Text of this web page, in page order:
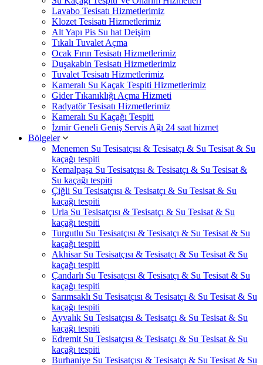
Lavabo Tesisatı Hizmetlerimiz
Klozet Tesisatı Hizmetlerimiz
Alt Yapı Pis Su hat Deişim
Tıkalı Tuvalet Açma
Ocak Fırın Tesisatı Hizmetlerimiz
Duşakabin Tesisatı Hizmetlerimiz
Tuvalet Tesisatı Hizmetlerimiz
Kameralı Su Kaçak Tespiti Hizmetlerimiz
Gider Tıkanıklığı Açma Hizmeti
Radyatör Tesisatı Hizmetlerimiz
Kameralı Su Kaçağı Tespiti
İzmir Geneli Geniş Servis Ağı 24 saat hizmet
Bölgeler
Menemen Su Tesisatçısı & Tesisatçı & Su Tesisat & Su
kaçağı tespiti
Kemalpaşa Su Tesisatçısı & Tesisatçı & Su Tesisat &
Su kaçağı tespiti
Çiğli Su Tesisatçısı & Tesisatçı & Su Tesisat & Su
kaçağı tespiti
Urla Su Tesisatçısı & Tesisatçı & Su Tesisat & Su
kaçağı tespiti
Turgutlu Su Tesisatçısı & Tesisatçı & Su Tesisat & Su
kaçağı tespiti
Akhisar Su Tesisatçısı & Tesisatçı & Su Tesisat & Su
kaçağı tespiti
Çandarlı Su Tesisatçısı & Tesisatçı & Su Tesisat & Su
kaçağı tespiti
Sarımsaklı Su Tesisatçısı & Tesisatçı & Su Tesisat & Su
kaçağı tespiti
Ayvalık Su Tesisatçısı & Tesisatçı & Su Tesisat & Su
kaçağı tespiti
Edremit Su Tesisatçısı & Tesisatçı & Su Tesisat & Su
kaçağı tespiti
Burhaniye Su Tesisatçısı & Tesisatçı & Su Tesisat & Su